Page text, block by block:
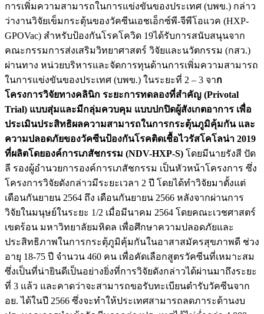
การเพิ่มความสามารถในการแข่งขันของประเทศ (บพข.) กล่าว
ว่างานวิจัยเข็มกระตุ้นของวัคซีนเอชเอ็กซ์พี-จีพีโอแวค (HXP-
GPOVac) สำหรับป้องกันโรคโควิด 19ได้รับการสนับสนุนจาก
คณะกรรมการส่งเสริมวิทยาศาสตร์ วิจัยและนวัตกรรม (กสว.)
ผ่านทาง หน่วยบริหารและจัดการทุนด้านการเพิ่มความสามารถ
ในการแข่งขันของประเทศ (บพข.) ในระยะที่ 2 – 3 จาก
โครงการวิจัยทางคลินิก ระยะการทดลองที่สำคัญ (Privotal
Trial) แบบสุ่มและมีกลุ่มควบคุม แบบปกปิดผู้สังเกตอาการ เพื่อ
ประเมินประสิทธิผลความสามารถในการกระตุ้นภูมิคุ้มกัน และ
ความปลอดภัยของวัคซีนป้องกันโรคติดเชื้อไวรัสโคโลน่า 2019
ที่ผลิตโดยองค์การเภสัชกรรม (NDV-HXP-S) โดยมีนายรังสี ปัด
ลี รองผู้อำนวยการองค์การเภสัชกรรม เป็นหัวหน้าโครงการ ซึ่ง
โครงการวิจัยดังกล่าวมีระยะเวลา 2 ปี โดยได้ทำวิจัยมาตั้งแต่
เดือนกันยายน 2564 ถึง เดือนกันยายน 2566 หลังจากผ่านการ
วิจัยในมนุษย์ในระยะ 1/2 เมื่อมีนาคม 2564 โดยคณะเวชศาสตร์
เขตร้อน มหาวิทยาลัยมหิดล เพื่อศึกษาความปลอดภัยและ
ประสิทธิภาพในการกระตุ้ภูมิคุ้มกันในอาสาสมัครสุขภาพดี ช่วง
อายุ 18-75 ปี จำนวน 460 คน เพื่อคัดเลือกสูตรวัคซีนที่เหมาะสม
ซึ่งเป็นที่น่ายินดีเป็นอย่างยิ่งที่การวิจัยดังกล่าวได้ผ่านมาถึงระยะ
ที่ 3 แล้ว และคาดว่าจะสามารถขอรับทะเบียนตำรับวัคซีนจาก
อย. ได้ในปี 2566 ซึ่งจะทำให้ประเทศสามารถลดภาระด้านงบ